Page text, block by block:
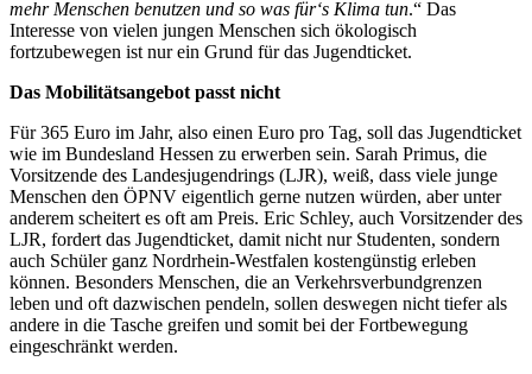
mehr Menschen benutzen und so was für‘s Klima tun.“ Das
Interesse von vielen jungen Menschen sich ökologisch
fortzubewegen ist nur ein Grund für das Jugendticket.
Das Mobilitätsangebot passt nicht
Für 365 Euro im Jahr, also einen Euro pro Tag, soll das Jugendticket
wie im Bundesland Hessen zu erwerben sein. Sarah Primus, die
Vorsitzende des Landesjugendrings (LJR), weiß, dass viele junge
Menschen den ÖPNV eigentlich gerne nutzen würden, aber unter
anderem scheitert es oft am Preis. Eric Schley, auch Vorsitzender des
LJR, fordert das Jugendticket, damit nicht nur Studenten, sondern
auch Schüler ganz Nordrhein-Westfalen kostengünstig erleben
können. Besonders Menschen, die an Verkehrsverbundgrenzen
leben und oft dazwischen pendeln, sollen deswegen nicht tiefer als
andere in die Tasche greifen und somit bei der Fortbewegung
eingeschränkt werden.